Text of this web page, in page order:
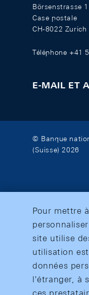
Börsenstrasse
Case postale
CH-8022 Zurich
Téléphone +41
E-MAIL ET
© Banque
(Suisse) 2026
Pour mettre
site utilise
utilisation
données
l'étranger, à